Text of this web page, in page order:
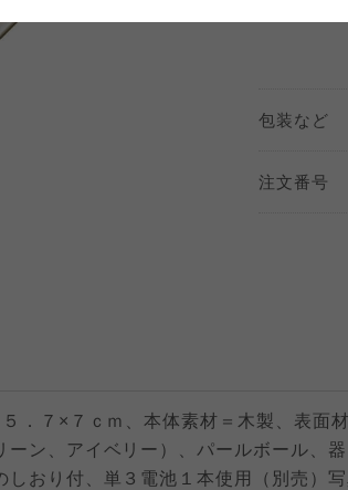
包装など
注文番号
．７×７ｃｍ、本体素材＝木製、表面
ーン、アイベリー）、パールボール、
しおり付、単３電池１本使用（別売）
大阪いずみ市民生協 わか
わか